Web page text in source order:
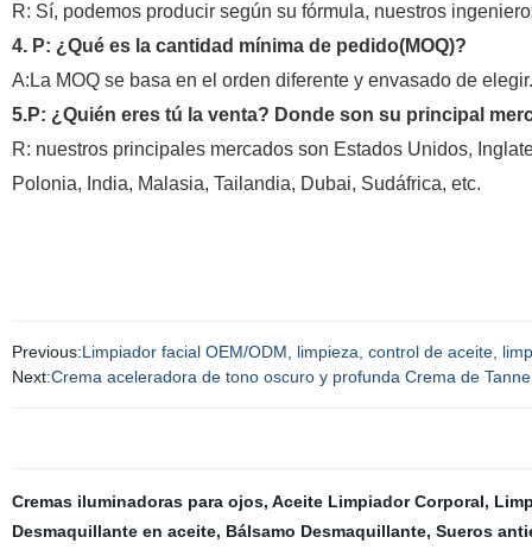
R: Sí, podemos producir según su fórmula, nuestros
4. P: ¿Qué es la cantidad mínima de pedido(MOQ)?
A:La MOQ se basa en el orden diferente y envasado de
5.P: ¿Quién eres tú la venta? Donde son su principal
R: nuestros principales mercados son Estados Unidos,
Polonia, India, Malasia, Tailandia, Dubai, Sudáfrica, etc.
Previous:Limpiador facial OEM/ODM, limpieza, control de aceite,
Next:Crema aceleradora de tono oscuro y profunda Crema de
Cremas iluminadoras para ojos, Aceite Limpiador Corporal,
Desmaquillante en aceite, Bálsamo Desmaquillante, Sueros